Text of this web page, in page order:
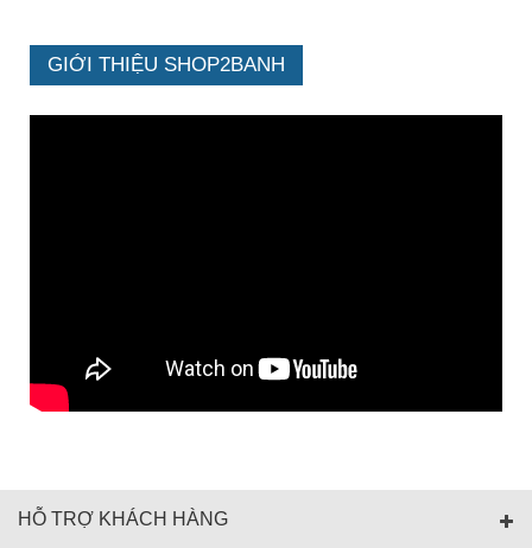
GIỚI THIỆU SHOP2BANH
HỖ TRỢ KHÁCH HÀNG